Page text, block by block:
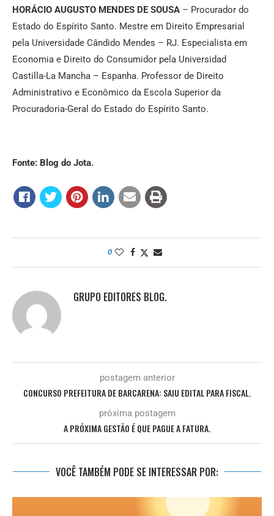
HORÁCIO AUGUSTO MENDES DE SOUSA – Procurador do
Estado do Espírito Santo. Mestre em Direito Empresarial
pela Universidade Cândido Mendes – RJ. Especialista em
Economia e Direito do Consumidor pela Universidad
Castilla-La Mancha – Espanha. Professor de Direito
Administrativo e Econômico da Escola Superior da
Procuradoria-Geral do Estado do Espírito Santo.
Fonte: Blog do Jota.
0
GRUPO EDITORES BLOG.
postagem anterior
CONCURSO PREFEITURA DE BARCARENA: SAIU EDITAL PARA FISCAL.
próxima postagem
A PRÓXIMA GESTÃO É QUE PAGUE A FATURA.
VOCÊ TAMBÉM PODE SE INTERESSAR POR: